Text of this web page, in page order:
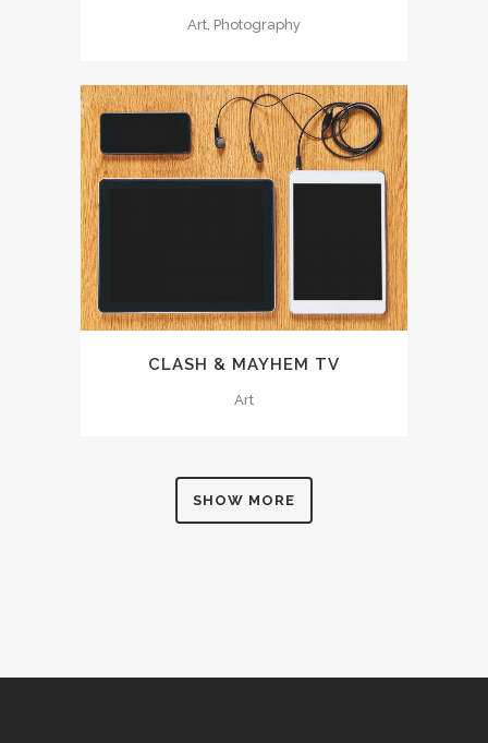
Art, Photography
CLASH & MAYHEM TV
Art
SHOW MORE